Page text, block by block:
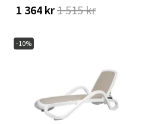
1 364 kr1 515 kr
-10%